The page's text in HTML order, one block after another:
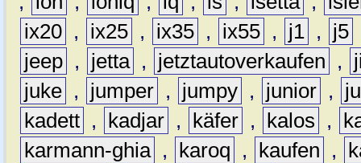
ix20 , ix25 , ix35 , ix55 , j1 , j5
jeep , jetta , jetztautoverkaufen ,
juke , jumper , jumpy , junior ,
kadett , kadjar , käfer , kalos ,
karmann-ghia , karoq , kaufen ,